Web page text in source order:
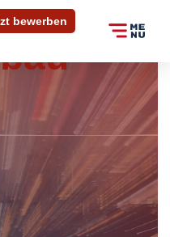
bewerben
Sie sich
uns Ihre
lassen. Füllen Sie das
laden Sie Ihre
Sie sich
auf die Stelle
unten aus und